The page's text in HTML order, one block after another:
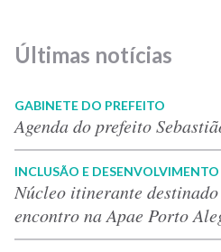
Últimas notícias
GABINETE DO PREFEITO
Agenda do prefeito
INCLUSÃO E
Núcleo itinerante
encontro na Apae Porto